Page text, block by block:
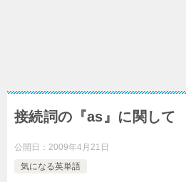
接続詞の『as』に関して
公開日： 2009年4月21日
気になる英単語